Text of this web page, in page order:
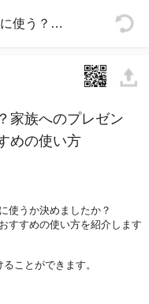
初任給をもらったら何に使う？家族へのプレゼントや自分へのご褒美などおすすめの使い方
家族へのプレゼン
めの使い方
使うか決めましたか？
すすめの使い方を紹介します
ことができます。